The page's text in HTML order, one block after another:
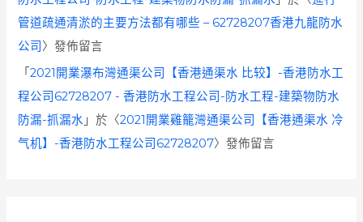
管道疏通清淤的主要方法都有哪些 – 62728207香港九龍防水
公司 〉發佈留言
「2021開業瀑布灣通渠公司【香港通渠水 比较】-香港防水工
程公司62728207 - 香港防水工程公司-防水工程-建築物防水
防漏-抓漏水 」於〈2021開業雞籠灣通渠公司【香港通渠水 冷
气机】-香港防水工程公司62728207〉發佈留言